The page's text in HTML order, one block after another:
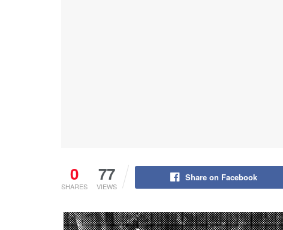
0
SHARES
77
VIEWS
Share on Facebook